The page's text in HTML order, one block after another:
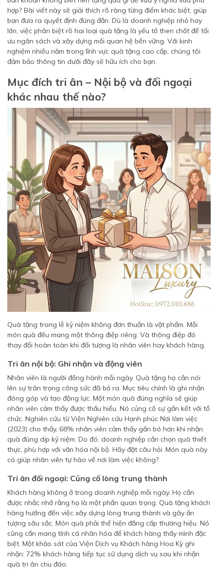
hợp? Bài viết này sẽ giải thích rõ ràng từng điểm khác biệt, giúp
bạn đưa ra quyết định đúng đắn. Dù là doanh nghiệp nhỏ hay
lớn, việc phân biệt rõ hai loại quà tặng là yếu tố then chốt để tối
ưu ngân sách và xây dựng mối quan hệ bền vững. Với kinh
nghiệm nhiều năm trong lĩnh vực quà tặng cao cấp, chúng tôi
đảm bảo thông tin dưới đây sẽ hữu ích cho bạn.
Mục đích tri ân – Nội bộ và đối ngoại
khác nhau thế nào?
Quà tặng trong lễ kỷ niệm không đơn thuần là vật phẩm. Mỗi
món quà đều mang một thông điệp riêng. Và thông điệp đó
thay đổi hoàn toàn khi đối tượng là nhân viên hay khách hàng.
Tri ân nội bộ: Ghi nhận và động viên
Nhân viên là người đồng hành mỗi ngày. Quà tặng họ cần nói
lên sự trân trọng công sức đã bỏ ra. Mục tiêu chính là ghi nhận
đóng góp và tạo động lực. Một món quà đúng nghĩa sẽ giúp
nhân viên cảm thấy được thấu hiểu. Nó củng cố sự gắn kết với tổ
chức. Nghiên cứu từ Viện Nghiên cứu Hạnh phúc Nơi làm việc
(2023) cho thấy, 68% nhân viên cảm thấy gắn bó hơn khi nhận
quà đúng dịp kỷ niệm. Do đó, doanh nghiệp cần chọn quà thiết
thực, phù hợp với văn hóa nội bộ. Hãy đặt câu hỏi: Món quà này
có giúp nhân viên tự hào về nơi làm việc không?
Tri ân đối ngoại: Củng cố lòng trung thành
Khách hàng không ở trong doanh nghiệp mỗi ngày. Họ cần
được nhắc nhở rằng họ là một phần quan trọng. Quà tặng khách
hàng hướng đến việc xây dựng lòng trung thành và gây ấn
tượng sâu sắc. Món quà phải thể hiện đẳng cấp thương hiệu. Nó
cũng cần mang tính cá nhân hóa để khách hàng thấy mình đặc
biệt. Một khảo sát của Viện Dịch vụ Khách hàng Hoa Kỳ ghi
nhận: 72% khách hàng tiếp tục sử dụng dịch vụ sau khi nhận
quà tri ân chu đáo.